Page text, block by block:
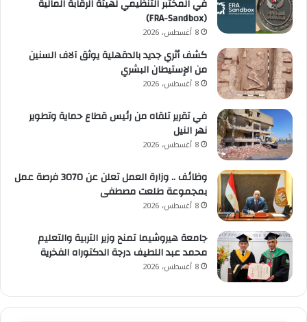
في المختبر التنظيمي لهيئة الرقابة المالية
(FRA-Sandbox)
8 أغسطس، 2026
كشف أثري جديد بالدقهلية يوثق آلاف السنين
من الإستيطان البشري
8 أغسطس، 2026
في تقرير تلقاه من رئيس قطاع حماية وتطوير
نهر النيل
8 أغسطس، 2026
وظائف .. وزارة العمل تعلن عن 3070 فرصة عمل
بمجموعة طلعت مصطفى
8 أغسطس، 2026
جامعة هيروشيما تمنح وزير التربية والتعليم
محمد عبد اللطيف درجة الدكتوراه الفخرية
8 أغسطس، 2026